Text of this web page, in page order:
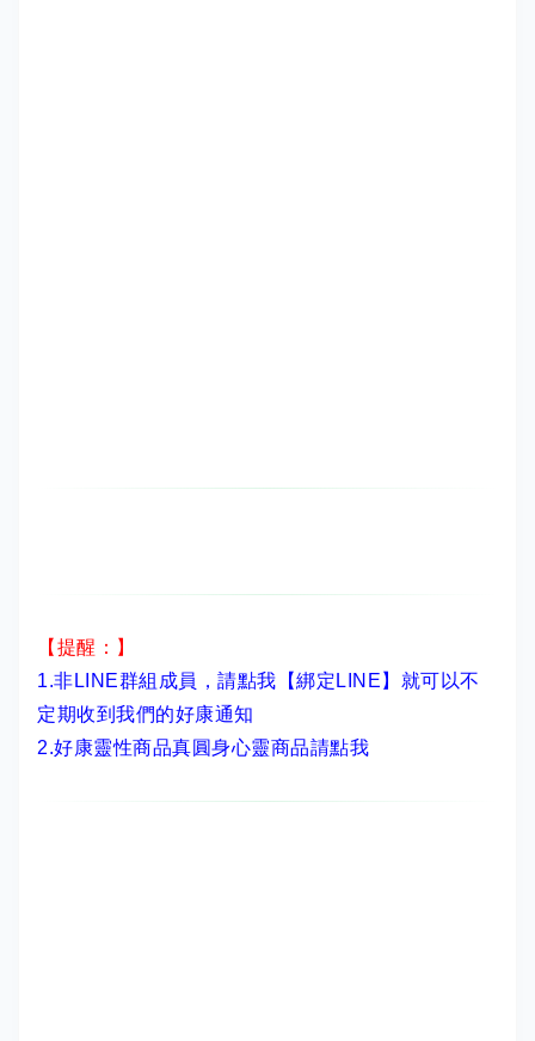
【提醒：】
1.非LINE群組成員， 請點我【綁定LINE】 就可以不
定期收到我們的好康通知
2.好康靈性商品真圓身心靈商品請點我